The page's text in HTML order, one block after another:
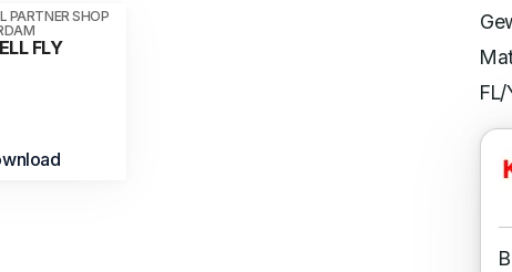
PARTNER SHOP
FLY
FL/